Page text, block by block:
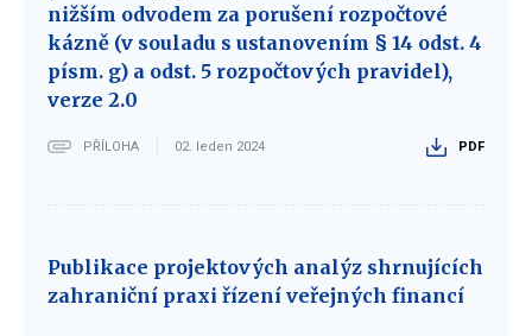
nižším odvodem za porušení rozpočtové
kázně (v souladu s ustanovením § 14 odst. 4
písm. g) a odst. 5 rozpočtových pravidel),
verze 2.0
PŘÍLOHA 02. leden 2024 PDF
Publikace projektových analýz shrnujících
zahraniční praxi řízení veřejných financí